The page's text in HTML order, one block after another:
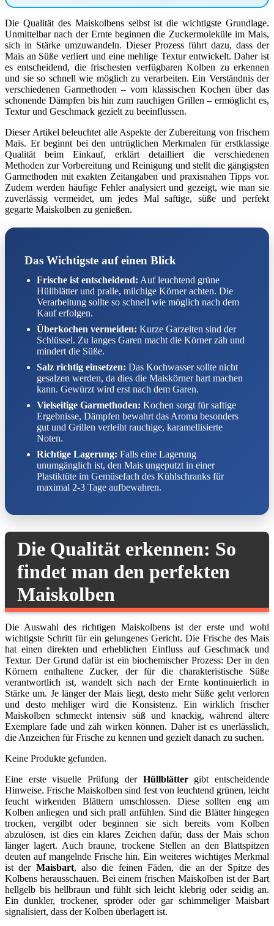
Die Qualität des Maiskolbens selbst ist die wichtigste Grundlage.
Unmittelbar nach der Ernte beginnen die Zuckermoleküle im Mais,
sich in Stärke umzuwandeln. Dieser Prozess führt dazu, dass der
Mais an Süße verliert und eine mehlige Textur entwickelt. Daher ist
es entscheidend, die frischesten verfügbaren Kolben zu erkennen
und sie so schnell wie möglich zu verarbeiten. Ein Verständnis der
verschiedenen Garmethoden – vom klassischen Kochen über das
schonende Dämpfen bis hin zum rauchigen Grillen – ermöglicht es,
Textur und Geschmack gezielt zu beeinflussen.
Dieser Artikel beleuchtet alle Aspekte der Zubereitung von frischem
Mais. Er beginnt bei den untrüglichen Merkmalen für erstklassige
Qualität beim Einkauf, erklärt detailliert die verschiedenen
Methoden zur Vorbereitung und Reinigung und stellt die gängigsten
Garmethoden mit exakten Zeitangaben und praxisnahen Tipps vor.
Zudem werden häufige Fehler analysiert und gezeigt, wie man sie
zuverlässig vermeidet, um jedes Mal saftige, süße und perfekt
gegarte Maiskolben zu genießen.
Das Wichtigste auf einen Blick
Frische ist entscheidend: Auf leuchtend grüne
Hüllblätter und pralle, milchige Körner achten. Die
Verarbeitung sollte so schnell wie möglich nach dem
Kauf erfolgen.
Überkochen vermeiden: Kurze Garzeiten sind der
Schlüssel. Zu langes Garen macht die Körner zäh und
mindert die Süße.
Salz richtig einsetzen: Das Kochwasser sollte nicht
gesalzen werden, da dies die Maiskörner hart machen
kann. Gewürzt wird erst nach dem Garen.
Vielseitige Garmethoden: Kochen sorgt für saftige
Ergebnisse, Dämpfen bewahrt das Aroma besonders
gut und Grillen verleiht rauchige, karamellisierte
Noten.
Richtige Lagerung: Falls eine Lagerung
unumgänglich ist, den Mais ungeputzt in einer
Plastiktüte im Gemüsefach des Kühlschranks für
maximal 2-3 Tage aufbewahren.
Die Qualität erkennen: So
findet man den perfekten
Maiskolben
Die Auswahl des richtigen Maiskolbens ist der erste und wohl
wichtigste Schritt für ein gelungenes Gericht. Die Frische des Mais
hat einen direkten und erheblichen Einfluss auf Geschmack und
Textur. Der Grund dafür ist ein biochemischer Prozess: Der in den
Körnern enthaltene Zucker, der für die charakteristische Süße
verantwortlich ist, wandelt sich nach der Ernte kontinuierlich in
Stärke um. Je länger der Mais liegt, desto mehr Süße geht verloren
und desto mehliger wird die Konsistenz. Ein wirklich frischer
Maiskolben schmeckt intensiv süß und knackig, während ältere
Exemplare fade und zäh wirken können. Daher ist es unerlässlich,
die Anzeichen für Frische zu kennen und gezielt danach zu suchen.
Keine Produkte gefunden.
Eine erste visuelle Prüfung der Hüllblättergibt entscheidende
Hinweise. Frische Maiskolben sind fest von leuchtend grünen, leicht
feucht wirkenden Blättern umschlossen. Diese sollten eng am
Kolben anliegen und sich prall anfühlen. Sind die Blätter hingegen
trocken, vergilbt oder beginnen sie sich bereits vom Kolben
abzulösen, ist dies ein klares Zeichen dafür, dass der Mais schon
länger lagert. Auch braune, trockene Stellen an den Blattspitzen
deuten auf mangelnde Frische hin. Ein weiteres wichtiges Merkmal
ist der Maisbart, also die feinen Fäden, die an der Spitze des
Kolbens herausschauen. Bei einem frischen Maiskolben ist der Bart
hellgelb bis hellbraun und fühlt sich leicht klebrig oder seidig an.
Ein dunkler, trockener, spröder oder gar schimmeliger Maisbart
signalisiert, dass der Kolben überlagert ist.